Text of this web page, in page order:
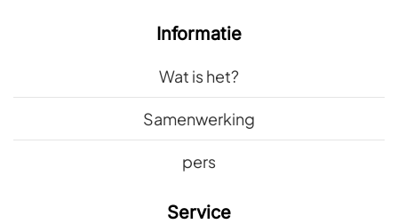
Informatie
Wat is het?
Samenwerking
pers
Service